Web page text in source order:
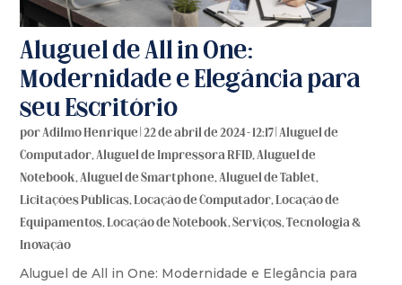
Aluguel de All in One:
Modernidade e Elegância para
seu Escritório
porAdilmo Henrique |22 de abril de 2024 - 12:17 |Aluguel de
Computador,Aluguel de Impressora RFID,Aluguel de
Notebook,Aluguel de Smartphone,Aluguel de Tablet,
Licitações Públicas,Locação de Computador,Locação de
Equipamentos,Locação de Notebook,Serviços,Tecnologia &
Inovação
Aluguel de All in One: Modernidade e Elegância para